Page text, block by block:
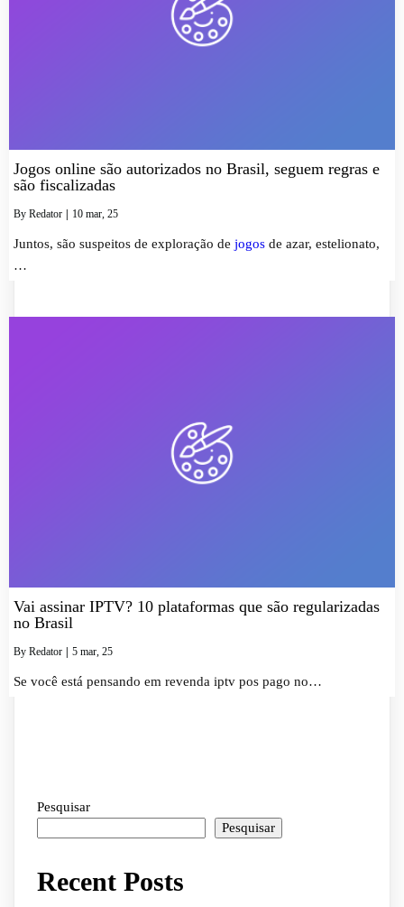
Jogos online são autorizados no Brasil, seguem regras e
são fiscalizadas
By Redator 10 mar, 25
Juntos, são suspeitos de exploração de jogos de azar, estelionato,
…
Vai assinar IPTV? 10 plataformas que são regularizadas
no Brasil
By Redator | 5 mar, 25
Se você está pensando em revenda iptv pos pago no…
Pesquisar
Pesquisar
Recent Posts